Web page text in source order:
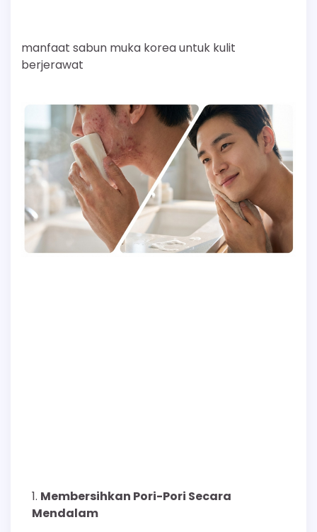
manfaat sabun muka korea untuk kulit
berjerawat
Membersihkan Pori-Pori Secara
Mendalam